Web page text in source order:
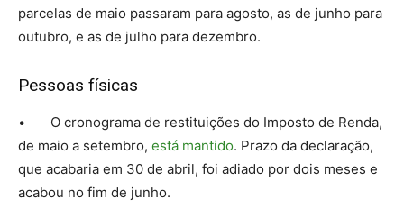
parcelas de maio passaram para agosto, as de junho para
outubro, e as de julho para dezembro.
Pessoas físicas
• O cronograma de restituições do Imposto de Renda,
de maio a setembro, está mantido. Prazo da declaração,
que acabaria em 30 de abril, foi adiado por dois meses e
acabou no fim de junho.